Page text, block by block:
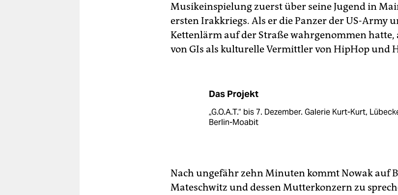
Musikeinspielung zuerst über seine Jugend in
ersten Irakkriegs. Als er die Panzer der US-Army
Kettenlärm auf der Straße wahrgenommen hatte,
von GIs als kulturelle Vermittler von HipHop und
Das Projekt
„G.O.A.T.“ bis 7. Dezember. Galerie Kurt-Kurt,
Berlin-Moabit
Nach ungefähr zehn Minuten kommt Nowak auf
Mateschwitz und dessen Mutterkonzern zu